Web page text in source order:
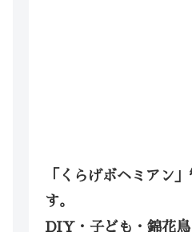
「くらげボヘミアン
す。
DIY・子ども・錦花鳥